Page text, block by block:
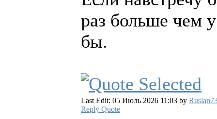
раз больше чем
бы.
Last Edit: 05 Июль 2026 11:03 by
Reply Quote